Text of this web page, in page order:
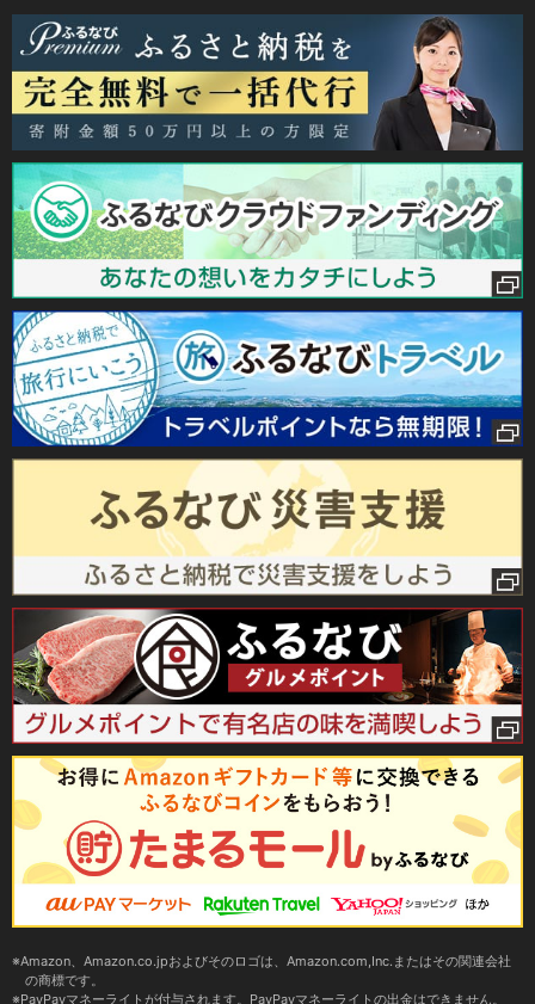
Amazon、Amazon.co.jpおよびそのロゴは、Amazon.com,Inc.またはその関連会社
の商標です。
PayPayマネーライトが付与されます。PayPayマネーライトの出金はできません。